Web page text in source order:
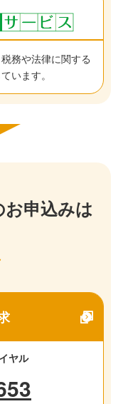
務や法律に関する
います。
申込みは
ヤル